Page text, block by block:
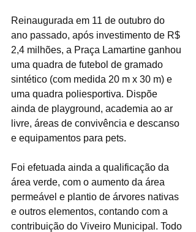
Reinaugurada em 11 de outubro do
ano passado, após investimento de R$
2,4 milhões, a Praça Lamartine ganhou
uma quadra de futebol de gramado
sintético (com medida 20 m x 30 m) e
uma quadra poliesportiva. Dispõe
ainda de playground, academia ao ar
livre, áreas de convivência e descanso
e equipamentos para pets.
Foi efetuada ainda a qualificação da
área verde, com o aumento da área
permeável e plantio de árvores nativas
e outros elementos, contando com a
contribuição do Viveiro Municipal. Todo